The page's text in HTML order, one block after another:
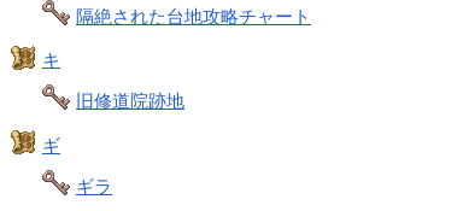
隔絶された台地攻略チャート
キ
旧修道院跡地
ギ
ギラ